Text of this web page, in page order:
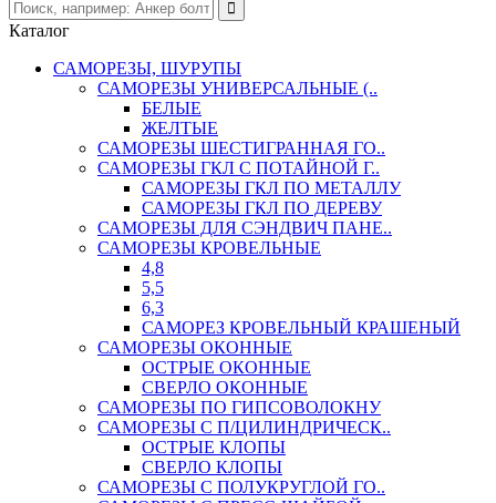
Каталог
САМОРЕЗЫ, ШУРУПЫ
САМОРЕЗЫ УНИВЕРСАЛЬНЫЕ (..
БЕЛЫЕ
ЖЕЛТЫЕ
САМОРЕЗЫ ШЕСТИГРАННАЯ ГО..
САМОРЕЗЫ ГКЛ С ПОТАЙНОЙ Г..
САМОРЕЗЫ ГКЛ ПО МЕТАЛЛУ
САМОРЕЗЫ ГКЛ ПО ДЕРЕВУ
САМОРЕЗЫ ДЛЯ СЭНДВИЧ ПАНЕ..
САМОРЕЗЫ КРОВЕЛЬНЫЕ
4,8
5,5
6,3
САМОРЕЗ КРОВЕЛЬНЫЙ КРАШЕНЫЙ
САМОРЕЗЫ ОКОННЫЕ
ОСТРЫЕ ОКОННЫЕ
СВЕРЛО ОКОННЫЕ
САМОРЕЗЫ ПО ГИПСОВОЛОКНУ
САМОРЕЗЫ С П/ЦИЛИНДРИЧЕСК..
ОСТРЫЕ КЛОПЫ
СВЕРЛО КЛОПЫ
САМОРЕЗЫ С ПОЛУКРУГЛОЙ ГО..